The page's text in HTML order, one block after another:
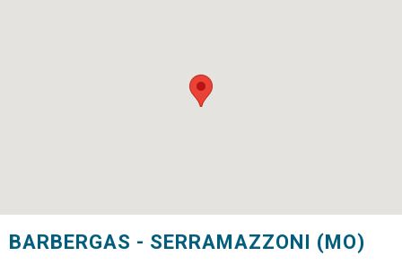
BARBERGAS - SERRAMAZZONI (MO)